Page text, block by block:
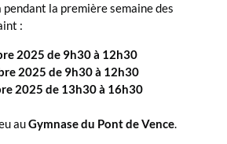
la première semaine des
:
2025 de 9h30 à 12h30
2025 de 9h30 à 12h30
2025 de 13h30 à 16h30
auGymnase du Pont de Vence.